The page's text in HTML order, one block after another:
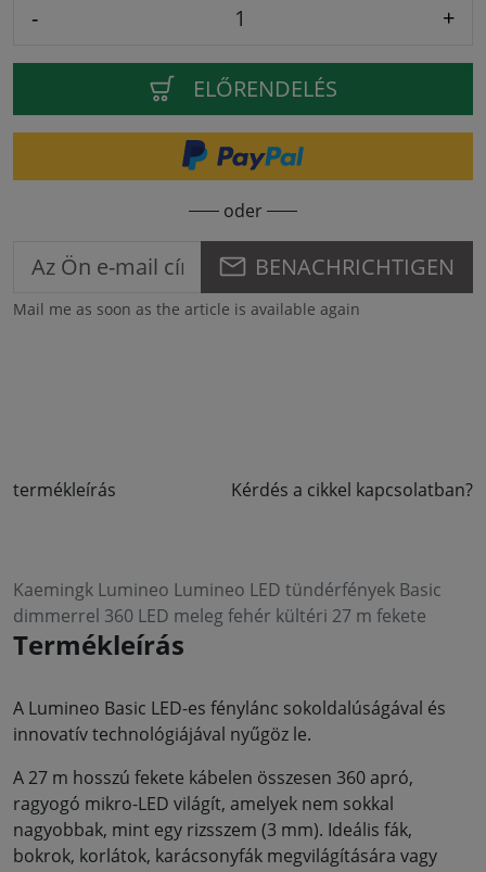
- +
ELŐRENDELÉS
oder
BENACHRICHTIGEN
Mail me as soon as the article is available again
termékleírás Kérdés a cikkel kapcsolatban?
Kaemingk Lumineo Lumineo LED tündérfények Basic
dimmerrel 360 LED meleg fehér kültéri 27 m fekete
Termékleírás
A Lumineo Basic LED-es fénylánc sokoldalúságával és
innovatív technológiájával nyűgöz le.
A 27 m hosszú fekete kábelen összesen 360 apró,
ragyogó mikro-LED világít, amelyek nem sokkal
nagyobbak, mint egy rizsszem (3 mm). Ideális fák,
bokrok, korlátok, karácsonyfák megvilágítására vagy